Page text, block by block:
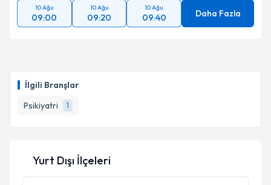
İlgili Branşlar
Psikiyatri
1
10 Ağu
09:00
10 Ağu
09:20
10 Ağu
09:40 Daha Fazla
Yurt Dışı İlçeleri